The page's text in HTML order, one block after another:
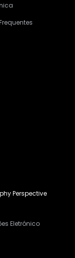
Perspective
Eletrónico